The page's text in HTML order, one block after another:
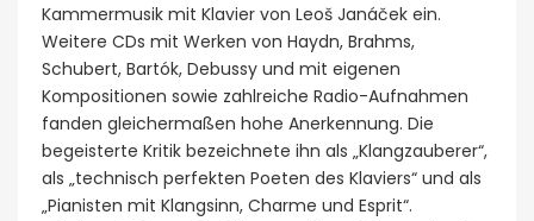
Kammermusik mit Klavier von Leoš Janáček ein.
Weitere CDs mit Werken von Haydn, Brahms,
Schubert, Bartók, Debussy und mit eigenen
Kompositionen sowie zahlreiche Radio-Aufnahmen
fanden gleichermaßen hohe Anerkennung. Die
begeisterte Kritik bezeichnete ihn als „Klangzauberer“,
als „technisch perfekten Poeten des Klaviers“ und als
„Pianisten mit Klangsinn, Charme und Esprit“.